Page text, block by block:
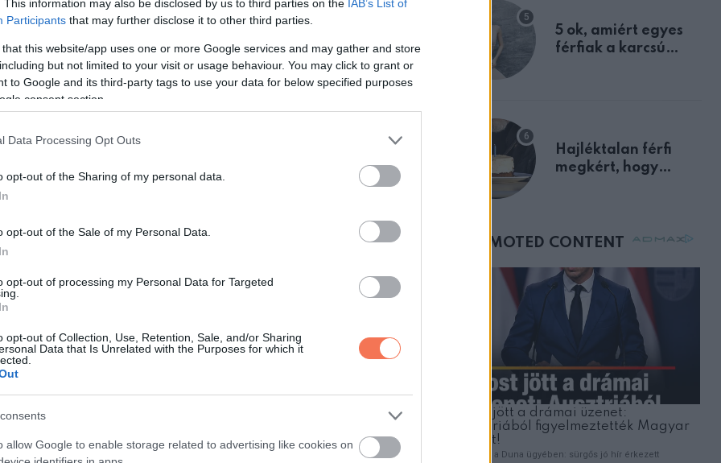
This information may also be disclosed by us to third parties on the IAB’s List of
Participants that may further disclose it to other third parties.
that this website/app uses one or more Google services and may gather and store
but not limited to your visit or usage behaviour. You may click to grant or
to Google and its third-party tags to use your data for below specified purposes
consent section.
Data Processing Opt Outs
opt-out of the Sharing of my personal data.
opt-out of the Sale of my Personal Data.
opt-out of processing my Personal Data for Targeted
opt-out of Collection, Use, Retention, Sale, and/or Sharing
Data that Is Unrelated with the Purposes for which it
allow Google to enable storage related to advertising like cookies on
A kicsi túl csendesnek tűnt. Victor észrevette a mellkas alig látható
kellett volna kizárnia a rendszernek.
félhold alakú folt.
nevetett rajta, azt mondta, egy kis hold követi mindenhová.
miatt, sál alá rejtette, mintha a takarás eltüntetné mindazt, ami köztük
5 ok, amiért egyes
férfiak a karcsú
Hajléktalan férfi
megkért, hogy
mellettem ült az első